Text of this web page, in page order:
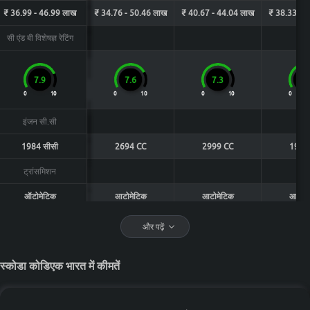
practicality over premium features, the Tata Punch Smart CNG is
₹ 36.99 - 46.99 लाख ₹ 34.76 - 50.46 लाख ₹ 40.67 - 44.04 लाख ₹ 38.33 -
सी एंड बी विशेषज्ञ रेटिंग
7.9
0 10
7.6
0 10
7.3
0 10 0
इंजन सी.सी
1984 सीसी 2694 CC 2999 CC 1996
ट्रांसमिशन
ऑटोमेटिक आटोमेटिक आटोमेटिक
फ्यूल टाइप
और पढ़ें
स्कोडा कोडिएक भारत में कीमतें